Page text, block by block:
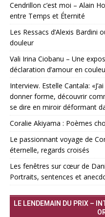
Cendrillon c’est moi – Alain
entre Temps et Éternité
Les Ressacs d’Alexis
douleur
Vali Irina Ciobanu – Une
déclaration d’amour en
Interview. Estelle Cantala:
donner forme, découvrir
se dire en miroir déformant
Coralie Akiyama : Poèmes
Le passionnant voyage de
éternelle, regards croisés
Les fenêtres sur cœur de
Portraits, sentences et
LE LENDEMAIN DU PRIX –